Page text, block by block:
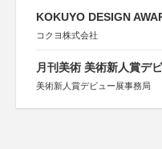
KOKUYO DESIGN
コクヨ株式会社
月刊美術 美術新人賞デ
美術新人賞デビュー展事務局